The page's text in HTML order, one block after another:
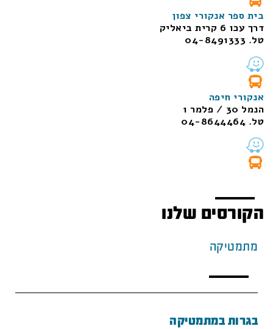
בית ספר אנקורי צפון
דרך עכו 6 קרית ביאליק
טל. 04-8491333
אנקורי חיפה
הנמל 30 / פלמר 1
טל. 04-8644464
הקורסים שלנו
מתמטיקה
בגרות במתמטיקה